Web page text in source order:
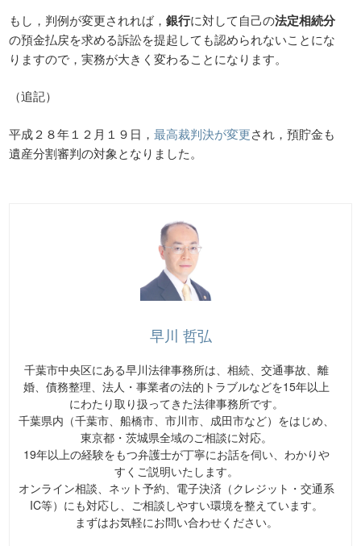
もし，判例が変更されれば，銀行に対して自己の法定相続分
の預金払戻を求める訴訟を提起しても認められないことにな
りますので，実務が大きく変わることになります。
（追記）
平成２８年１２月１９日，最高裁判決が変更され，預貯金も
遺産分割審判の対象となりました。
早川 哲弘
千葉市中央区にある早川法律事務所は、相続、交通事故、離
婚、債務整理、法人・事業者の法的トラブルなどを15年以上
にわたり取り扱ってきた法律事務所です。
千葉県内（千葉市、船橋市、市川市、成田市など）をはじめ、
東京都・茨城県全域のご相談に対応。
19年以上の経験をもつ弁護士が丁寧にお話を伺い、わかりや
すくご説明いたします。
オンライン相談、ネット予約、電子決済（クレジット・交通系
IC等）にも対応し、ご相談しやすい環境を整えています。
まずはお気軽にお問い合わせください。